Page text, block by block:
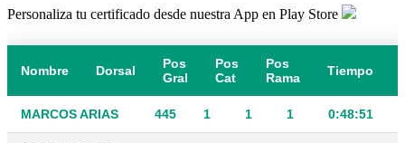
Personaliza tu certificado desde nuestra App en Play Store
Nombre Dorsal
Pos
Gral
Pos
Cat
Pos
Rama
Tiempo
MARCOS ARIAS 445 1 1 1 0:48:51